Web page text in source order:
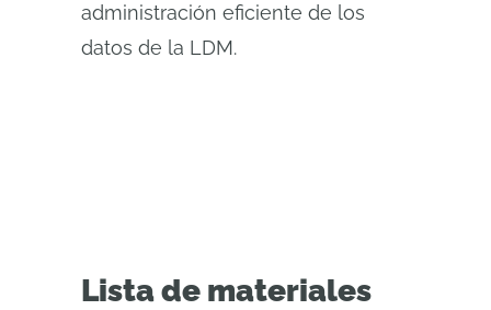
administración eficiente de los
datos de la LDM.
Lista de materiales